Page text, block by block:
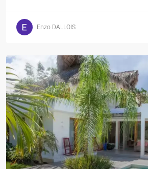
Enzo DALLOIS